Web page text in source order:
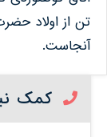
تن از اولاد
آنجاست.
کمک